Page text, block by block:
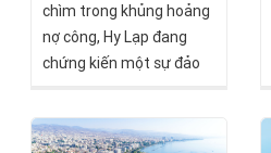
chìm trong khủng hoảng
nợ công, Hy Lạp đang
chứng kiến một sự đảo
lịch sử kinh tế châu Âu.
Quốc gia từng bên bờ